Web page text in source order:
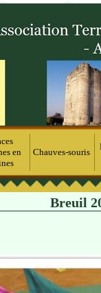
en
Chauves-souris
Breuil